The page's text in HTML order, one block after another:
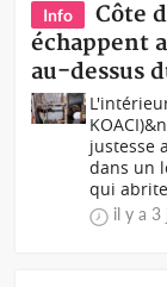
Info
Côte
échappent
au-dessus
justesse
dans un
qui
il y a 3